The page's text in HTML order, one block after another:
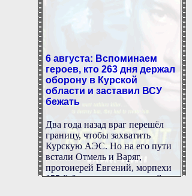
героев, кто 263 дня держал
оборону в Курской
области и заставил ВСУ
бежать
границу, чтобы захватить
Курскую АЭС. Но на его пути
встали Отмель и Варяг,
протоиерей Евгений, морпехи
155-й бригады и подземный